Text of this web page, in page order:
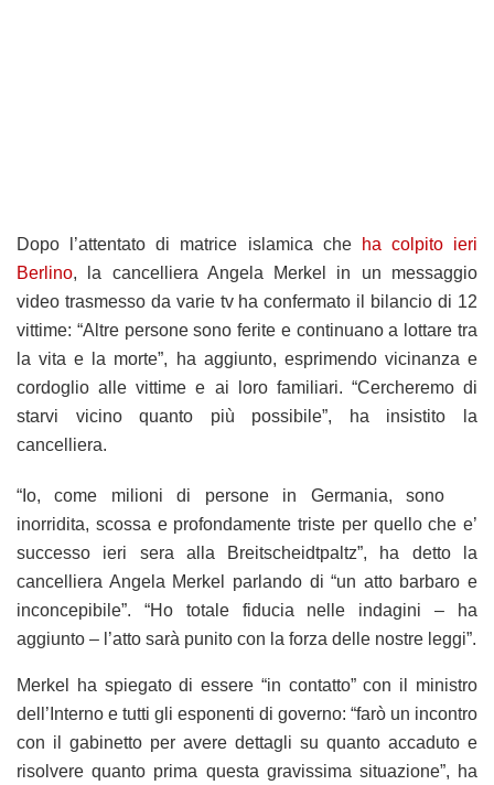
Dopo l’attentato di matrice islamica che
ha colpito ieri
Berlino, la cancelliera Angela Merkel in un messaggio
video trasmesso da varie tv ha confermato il bilancio di 12
vittime: “Altre persone sono ferite e continuano a lottare tra
la vita e la morte”, ha aggiunto, esprimendo vicinanza e
cordoglio alle vittime e ai loro familiari. “Cercheremo di
starvi vicino quanto più possibile”, ha insistito la
cancelliera.
“Io, come milioni di persone in Germania, sono
inorridita, scossa e profondamente triste per quello che e’
successo ieri sera alla Breitscheidtpaltz”, ha detto la
cancelliera Angela Merkel parlando di “un atto barbaro e
inconcepibile”. “Ho totale fiducia nelle indagini – ha
aggiunto – l’atto sarà punito con la forza delle nostre leggi”.
Merkel ha spiegato di essere “in contatto” con il ministro
dell’Interno e tutti gli esponenti di governo: “farò un incontro
con il gabinetto per avere dettagli su quanto accaduto e
risolvere quanto prima questa gravissima situazione”, ha